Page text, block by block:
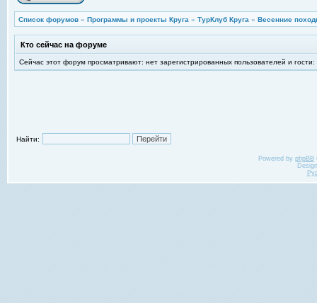
Список форумов » Программы и проекты Круга » ТурКлуб Круга » Весенние
Кто сейчас на форуме
Сейчас этот форум просматривают: нет зарегистрированных пользователей и гости:
Найти:
Powered by phpBB